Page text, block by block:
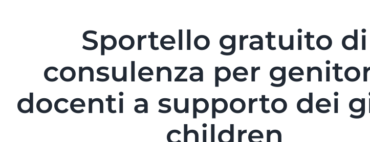
Sportello gratuito di
consulenza per
docenti a supporto dei
children